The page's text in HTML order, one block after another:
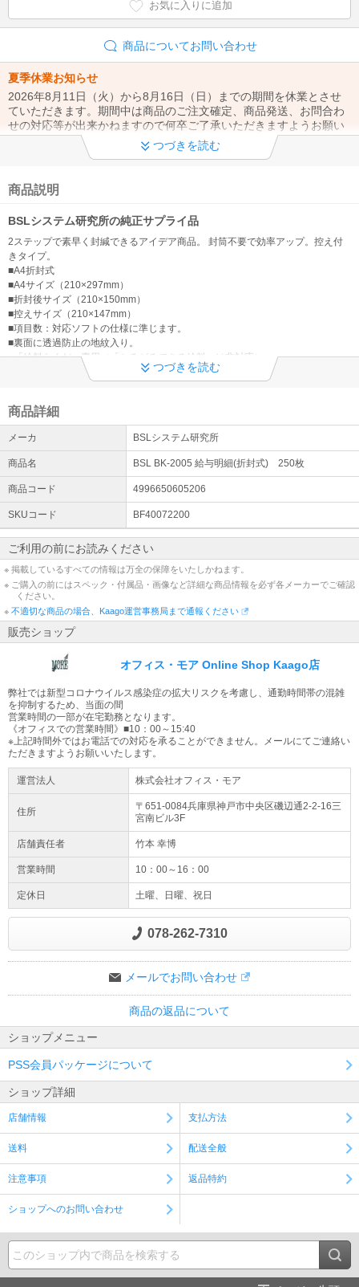
お気に入りに追加
商品についてお問い合わせ
夏季休業お知らせ
2026年8月11日（火）から8月16日（日）までの期間を休業とさせ
ていただきます。期間中は商品のご注文確定、商品発送、お問合わ
せの対応等が出来かねますので何卒ご了承いただきますようお願い
致します。
昨今のクレジットカード決済でのなりすまし注文の対策として、 ク
場合がございます。お電話番号をお間違いのないようお願いしま
オフィスでの営業時間のお知らせ
現在、営業時間の一部を在宅勤務としております。《オフィスでの
営業時間》■10：00～16:00※こちらの時間外ではお電話での対応を
承ることができません。メールにてご連絡いただきますようお願い
致します
つづきを読む
商品説明
BSLシステム研究所の純正サプライ品
2ステップで素早く封緘できるアイデア商品。 封筒不要で効率アップ。控え付
きタイプ。
■A4折封式
■A4サイズ（210×297mm）
■折封後サイズ（210×150mm）
■控えサイズ（210×147mm）
■項目数：対応ソフトの仕様に準じます。
■裏面に透過防止の地紋入り。
※「給料らくだ」専用（「かるがるできる給料」は非対応）
メーカー取り寄せのため納期に1週間ほどいただいております。
つづきを読む
商品詳細
メーカ BSLシステム研究所
商品名 BSL BK-2005 給与明細(折封式) 250枚
商品コード 4996650605206
SKUコード BF40072200
ご利用の前にお読みください
※ 掲載しているすべての情報は万全の保障をいたしかねます。
※ ご購入の前にはスペック・付属品・画像など詳細な商品情報を必ず各メーカーでご確認
ください。
※ 不適切な商品の場合、Kaago運営事務局まで通報ください
販売ショップ
オフィス・モア Online Shop Kaago店
弊社では新型コロナウイルス感染症の拡大リスクを考慮し、通勤時間帯の混雑
を抑制するため、当面の間
営業時間の一部が在宅勤務となります。
《オフィスでの営業時間》■10：00～15:40
※上記時間外ではお電話での対応を承ることができません。メールにてご連絡い
ただきますようお願いいたします。
運営法人 株式会社オフィス・モア
住所 〒651-0084兵庫県神戸市中央区磯辺通2-2-16三
宮南ビル3F
店舗責任者 竹本 幸博
営業時間 10：00～16：00
定休日 土曜、日曜、祝日
078-262-7310
メールでお問い合わせ
商品の返品について
ショップメニュー
PSS会員パッケージについて
ショップ詳細
店舗情報 支払方法
送料 配送全般
注意事項 返品特約
ショップへのお問い合わせ